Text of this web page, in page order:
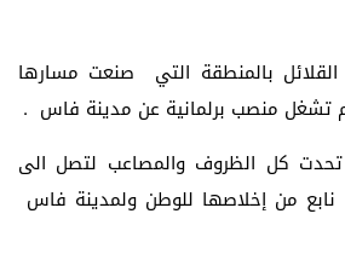
القلائل بالمنطقة التي صنعت مسارها
تشغل منصب برلمانية عن مدينة فاس .
تحدت كل الظروف والمصاعب لتصل الى
من إخلاصها للوطن ولمدينة فاس